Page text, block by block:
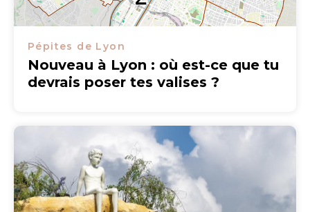
Pépites de Lyon
Nouveau à Lyon : où est-ce que tu
devrais poser tes valises ?